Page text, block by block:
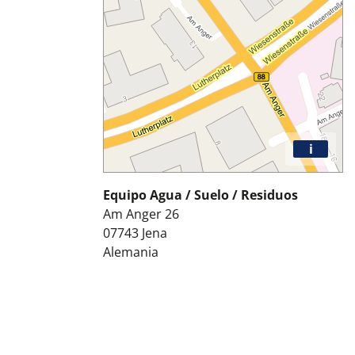
i
Equipo Agua / Suelo / Residuos
Am Anger 26
07743 Jena
Alemania